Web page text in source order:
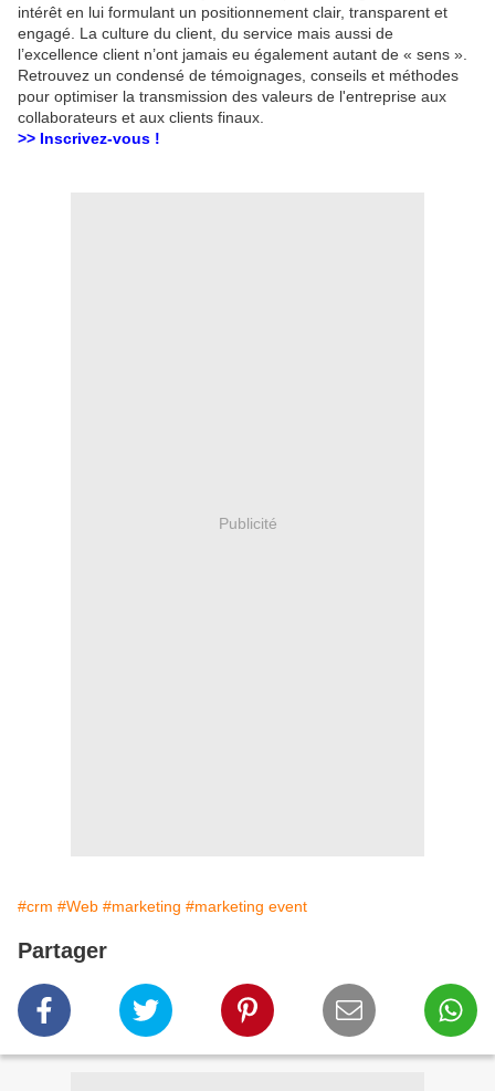
intérêt en lui formulant un positionnement clair, transparent et
engagé. La culture du client, du service mais aussi de
l’excellence client n’ont jamais eu également autant de « sens ».
Retrouvez un condensé de témoignages, conseils et méthodes
pour optimiser la transmission des valeurs de l'entreprise aux
collaborateurs et aux clients finaux.
>> Inscrivez-vous !
Publicité
#crm #Web #marketing #marketing event
Partager